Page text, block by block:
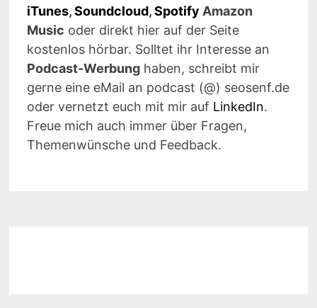
iTunes,Soundcloud,Spotify Amazon
Music oder direkt hier auf der Seite
kostenlos hörbar. Solltet ihr Interesse an
Podcast-Werbunghaben, schreibt mir
gerne eine eMail an podcast (@) seosenf.de
oder vernetzt euch mit mir auf LinkedIn.
Freue mich auch immer über Fragen,
Themenwünsche und Feedback.